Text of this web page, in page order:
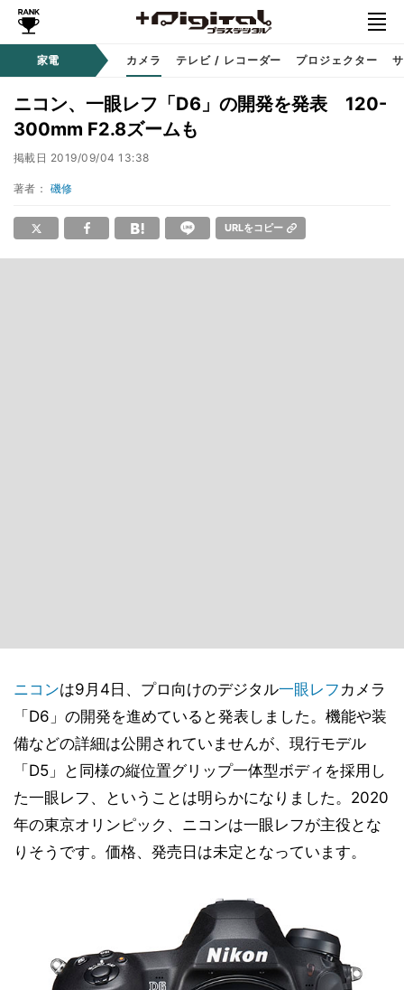
家電 カメラ テレビ / レコーダー プロジェクター
ニコン、一眼レフ「D6」の開発を発表 120-
300mm F2.8ズームも
掲載日 2019/09/04 13:38
著者： 磯修
URLをコピー
ニコンは9月4日、プロ向けのデジタル一眼レフ カメラ
「D6」の開発を進めていると発表しました。機能や装
備などの詳細は公開されていませんが、現行モデル
「D5」と同様の縦位置グリップ一体型ボディを採用し
た一眼レフ、ということは明らかになりました。2020
年の東京オリンピック、ニコンは一眼レフが主役とな
りそうです。価格、発売日は未定となっています。